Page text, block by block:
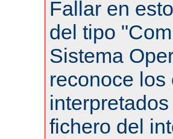
Fallar en
del tipo
Sistema
reconoce
fichero del